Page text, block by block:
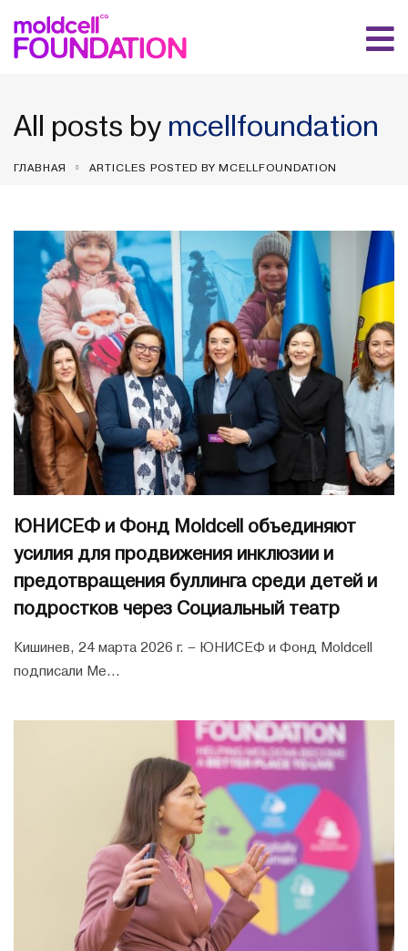
All posts by mcellfoundation
ГЛАВНАЯ ARTICLES POSTED BY MCELLFOUNDATION
ЮНИСЕФ и Фонд Moldcell объединяют
усилия для продвижения инклюзии и
предотвращения буллинга среди детей и
подростков через Социальный театр
Кишинев, 24 марта 2026 г. – ЮНИСЕФ и Фонд Moldcell
подписали Ме...